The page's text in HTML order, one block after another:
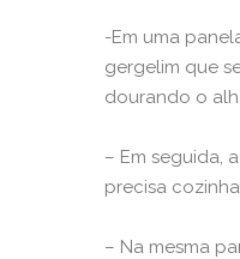
-Em uma
gergelim que
dourando o
– Em seguida,
precisa
– Na mesma